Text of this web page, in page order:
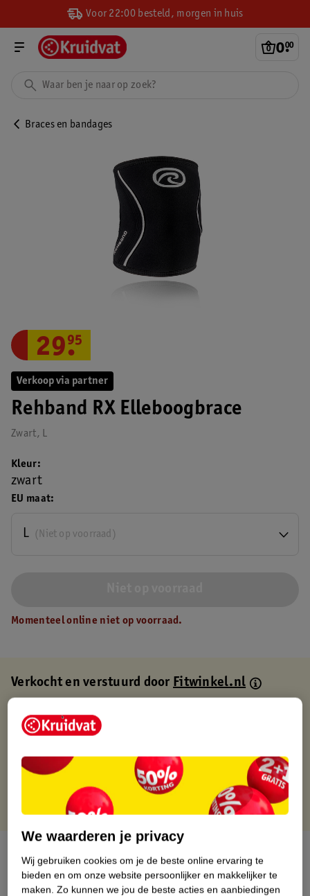
Voor 22:00 besteld, morgen in huis
0.
00
Braces en bandages
Verkoop via partner
Rehband RX Elleboogbrace
Zwart, L
29.
95
EU maat
(Niet op voorraad)
L
Kleur
zwart
Momenteel online niet op voorraad.
Verkocht en verstuurd doorFitwinkel.nl
Gratis thuisbezorgd
Gratis punten met je Kruidvat kaart
Over dit product
Productinformatie
We waarderen je privacy
Wij gebruiken cookies om je de beste online ervaring te
bieden en om onze website persoonlijker en makkelijker te
maken. Zo kunnen we jou de beste acties en aanbiedingen